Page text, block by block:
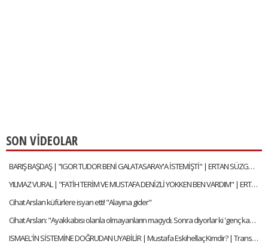
SON VİDEOLAR
BARIŞ BAŞDAŞ | "IGOR TUDOR BENİ GALATASARAY'A İSTEMİŞTİ" | ERTAN SÜZGÜN | ÖZEL RÖPORTAJ
YILMAZ VURAL | "FATİH TERİM VE MUSTAFA DENİZLİ YOKKEN BEN VARDIM" | ERTAN SÜZGÜN | ÖZEL RÖPORTAJ
Cihat Arslan küfürlere isyan etti! "Alayına gider"
Cihat Arslan: "Ayakkabısı olanla olmayanların maçıydı. Sonra diyorlar ki 'genç kazan'
ISMAEL'İN SİSTEMİNE DOĞRUDAN UYABİLİR | Mustafa Eskihellaç Kimdir? | Transfer Arenası #7